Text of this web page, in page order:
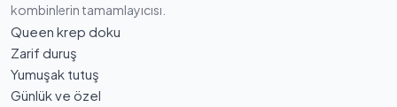
kombinlerin tamamlayıcısı.
Queen krep doku
Zarif duruş
Yumuşak tutuş
Günlük ve özel